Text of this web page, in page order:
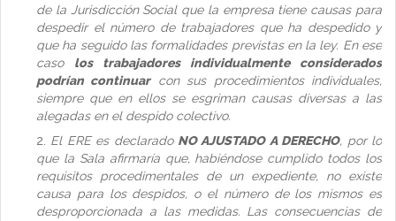
de la Jurisdicción Social que la empresa tiene causas para
despedir el número de trabajadores que ha despedido y
que ha seguido las formalidades previstas en la ley. En ese
caso los trabajadores individualmente considerados
podrían continuarcon sus procedimientos individuales,
siempre que en ellos se esgriman causas diversas a las
alegadas en el despido colectivo.
El ERE es declarado NO AJUSTADO A DERECHO, por lo
que la Sala afirmaría que, habiéndose cumplido todos los
requisitos procedimentales de un expediente, no existe
causa para los despidos, o el número de los mismos es
desproporcionada a las medidas. Las consecuencias de